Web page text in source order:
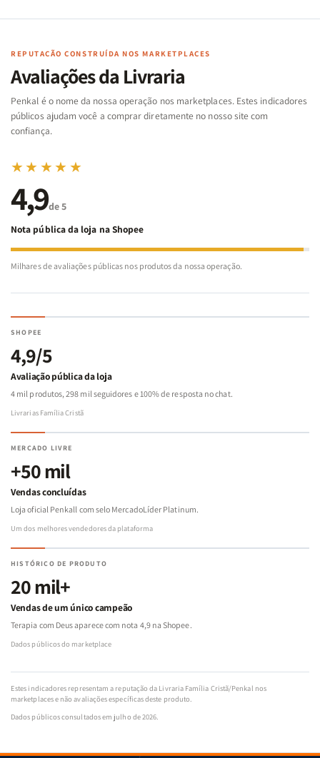
Cartas
Famílias
Bíblia
-
Penkal
Cartas
Famílias
da
Bíblia
-
Penkal
|
de
|
REPUTAÇÃO CONSTRUÍDA NOS MARKETPLACES
Avaliações da Livraria
Penkal é o nome da nossa operação nos marketplaces. Estes indicadores
públicos ajudam você a comprar diretamente no nosso site com
confiança.
★★★★★
4,9de 5
Nota pública da loja na Shopee
Milhares de avaliações públicas nos produtos da nossa operação.
SHOPEE
4,9/5
Avaliação pública da loja
4 mil produtos, 298 mil seguidores e 100% de resposta no chat.
Livrarias Família Cristã
MERCADO LIVRE
+50 mil
Vendas concluídas
Loja oficial Penkall com selo MercadoLíder Platinum.
Um dos melhores vendedores da plataforma
HISTÓRICO DE PRODUTO
20 mil+
Vendas de um único campeão
Terapia com Deus aparece com nota 4,9 na Shopee.
Dados públicos do marketplace
Estes indicadores representam a reputação da Livraria Família Cristã/Penkal nos
marketplaces e não avaliações específicas deste produto.
Dados públicos consultados em julho de 2026.